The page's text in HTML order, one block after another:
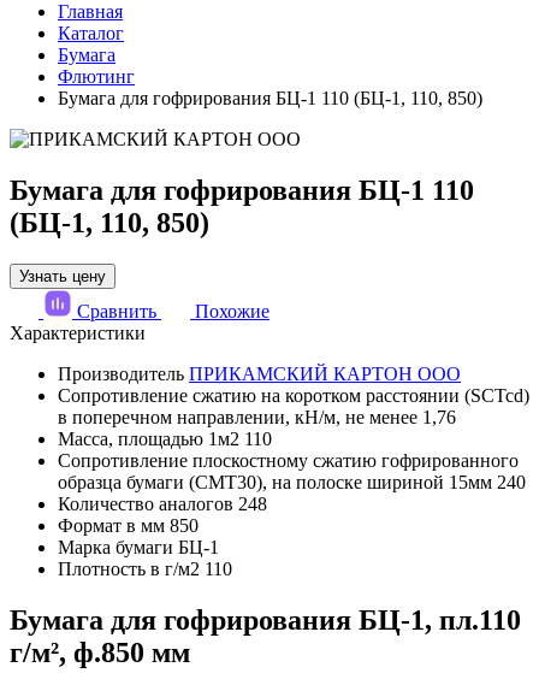
Главная
Каталог
Бумага
Флютинг
Бумага для гофрирования БЦ-1 110 (БЦ-1, 110, 850)
Бумага для гофрирования БЦ-1 110
(БЦ-1, 110, 850)
Узнать цену
Сравнить
Похожие
Характеристики
Производитель ПРИКАМСКИЙ КАРТОН ООО
Сопротивление сжатию на коротком расстоянии (SCTcd)
в поперечном направлении, кН/м, не менее 1,76
Масса, площадью 1м2 110
Сопротивление плоскостному сжатию гофрированного
образца бумаги (СМТ30), на полоске шириной 15мм 240
Количество аналогов 248
Формат в мм 850
Марка бумаги БЦ-1
Плотность в г/м2 110
Бумага для гофрирования БЦ-1, пл.110
г/м², ф.850 мм